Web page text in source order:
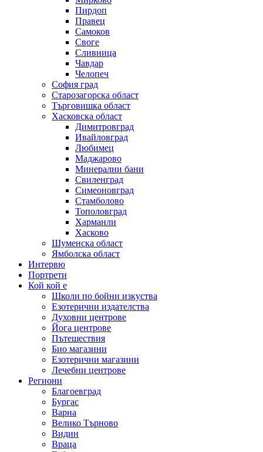
Пирдоп
Правец
Самоков
Своге
Сливница
Чавдар
Челопеч
София град
Старозагорска област
Търговишка област
Хасковска област
Димитровград
Ивайловград
Любимец
Маджарово
Минерални бани
Свиленград
Симеоновград
Стамболово
Тополовград
Харманли
Хасково
Шуменска област
Ямболска област
Интервю
Портрети
Кой кой е
Школи по бойни изкуства
Езотерични издателства
Духовни центрове
Йога центрове
Пътешествия
Био магазини
Езотерични магазини
Лечебни центрове
Региони
Благоевград
Бургас
Варна
Велико Търново
Видин
Враца